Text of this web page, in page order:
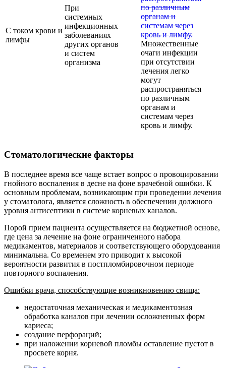
С током крови и
лимфы
При
системных
инфекционных
заболеваниях
других органов
и систем
организма
Множественные
очаги инфекции
при отсутствии
лечения легко
могут
распространяться
по различным
органам и
системам через
кровь и лимфу.
Стоматологические факторы
В последнее время все чаще встает вопрос о провоцировании
гнойного воспаления в десне на фоне врачебной ошибки. К
основным проблемам, возникающим при проведении лечения
у стоматолога, является сложность в обеспечении должного
уровня антисептики в системе корневых каналов.
Порой прием пациента осуществляется на бюджетной основе,
где цена за лечение на фоне ограниченного набора
медикаментов, материалов и соответствующего оборудования
минимальна. Со временем это приводит к высокой
вероятности развития в постпломбировочном периоде
повторного воспаления.
Ошибки врача, способствующие возникновению свища:
недостаточная механическая и медикаментозная
обработка каналов при лечении осложненных форм
кариеса;
создание перфораций;
при наложении корневой пломбы оставление пустот в
просвете корня.